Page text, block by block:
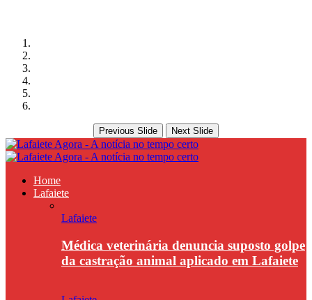
Previous Slide Next Slide
Home
Lafaiete
Lafaiete
Médica veterinária denuncia suposto golpe
da castração animal aplicado em Lafaiete